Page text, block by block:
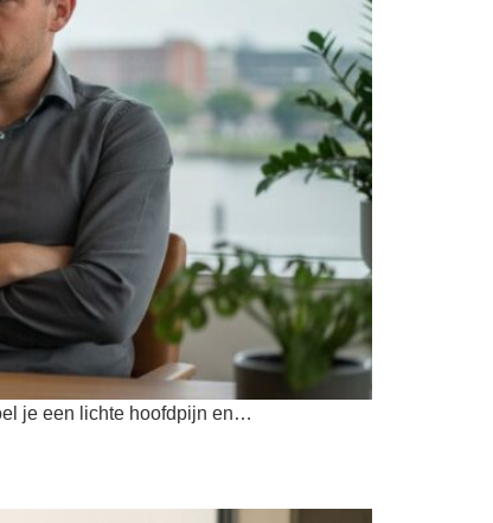
je een lichte hoofdpijn en…